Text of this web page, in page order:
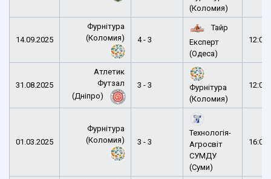
(Коломия)
14.09.2025
Фурнітура
(Коломия)
4 - 3
Тайр
Експерт
(Одеса)
12:00
31.08.2025
Атлетик
Футзал
(Дніпро)
3 - 3
Фурнітура
(Коломия)
12:00
01.03.2025
Фурнітура
(Коломия)
3 - 3
Технологія-
Агросвіт
СУМДУ
(Суми)
16:00